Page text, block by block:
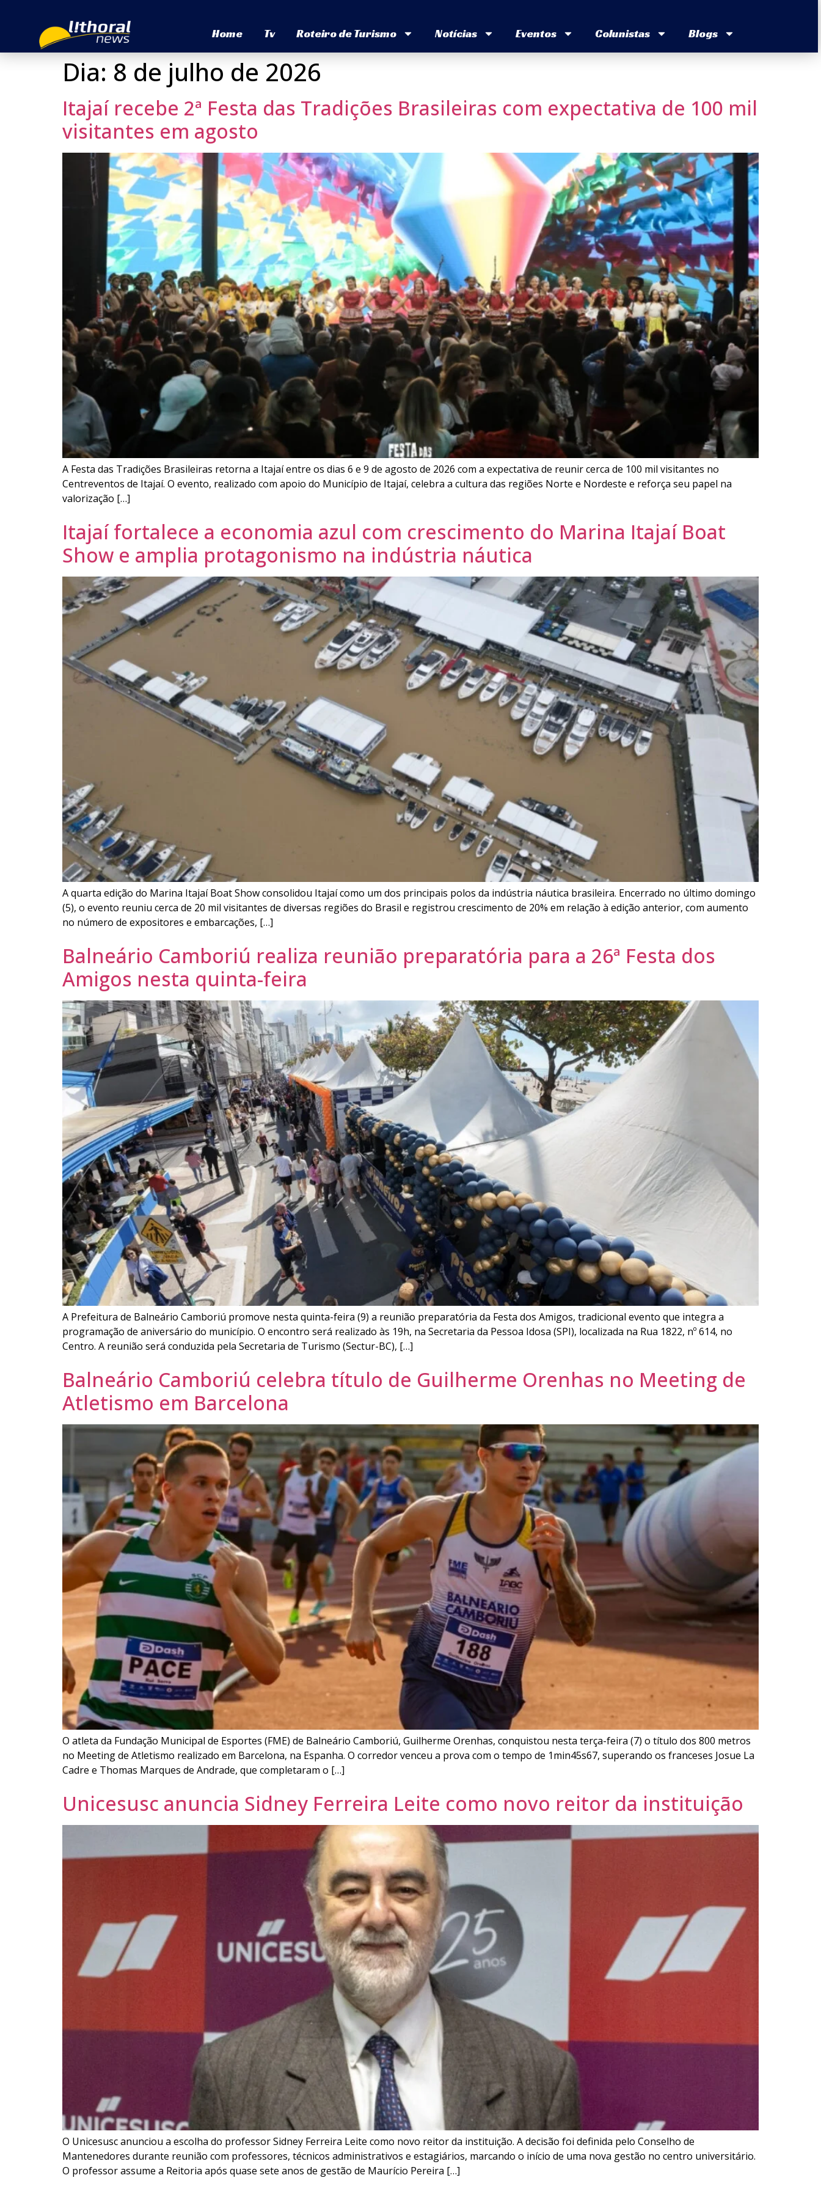
Home Tv Roteiro de Turismo Notícias Eventos Colunistas Blogs
Dia: 8 de julho de 2026
Itajaí recebe 2ª Festa das Tradições Brasileiras com expectativa de 100 mil
visitantes em agosto
A Festa das Tradições Brasileiras retorna a Itajaí entre os dias 6 e 9 de agosto de 2026 com a expectativa de reunir cerca de 100 mil visitantes no
Centreventos de Itajaí. O evento, realizado com apoio do Município de Itajaí, celebra a cultura das regiões Norte e Nordeste e reforça seu papel na
valorização […]
Itajaí fortalece a economia azul com crescimento do Marina Itajaí Boat
Show e amplia protagonismo na indústria náutica
A quarta edição do Marina Itajaí Boat Show consolidou Itajaí como um dos principais polos da indústria náutica brasileira. Encerrado no último domingo
(5), o evento reuniu cerca de 20 mil visitantes de diversas regiões do Brasil e registrou crescimento de 20% em relação à edição anterior, com aumento
no número de expositores e embarcações, […]
Balneário Camboriú realiza reunião preparatória para a 26ª Festa dos
Amigos nesta quinta-feira
A Prefeitura de Balneário Camboriú promove nesta quinta-feira (9) a reunião preparatória da Festa dos Amigos, tradicional evento que integra a
programação de aniversário do município. O encontro será realizado às 19h, na Secretaria da Pessoa Idosa (SPI), localizada na Rua 1822, nº 614, no
Centro. A reunião será conduzida pela Secretaria de Turismo (Sectur-BC), […]
Balneário Camboriú celebra título de Guilherme Orenhas no Meeting de
Atletismo em Barcelona
O atleta da Fundação Municipal de Esportes (FME) de Balneário Camboriú, Guilherme Orenhas, conquistou nesta terça-feira (7) o título dos 800 metros
no Meeting de Atletismo realizado em Barcelona, na Espanha. O corredor venceu a prova com o tempo de 1min45s67, superando os franceses Josue La
Cadre e Thomas Marques de Andrade, que completaram o […]
Unicesusc anuncia Sidney Ferreira Leite como novo reitor da instituição
O Unicesusc anunciou a escolha do professor Sidney Ferreira Leite como novo reitor da instituição. A decisão foi definida pelo Conselho de
Mantenedores durante reunião com professores, técnicos administrativos e estagiários, marcando o início de uma nova gestão no centro universitário.
O professor assume a Reitoria após quase sete anos de gestão de Maurício Pereira […]